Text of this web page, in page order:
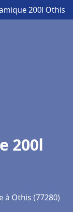
200l Othis
200l
Othis (77280)